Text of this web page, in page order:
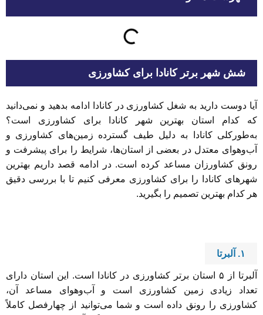
شش شهر برتر کانادا برای کشاورزی
آیا دوست دارید به شغل کشاورزی در کانادا ادامه بدهید و نمی‌دانید
که کدام استان بهترین شهر کانادا برای کشاورزی است؟
به‌طورکلی کانادا به دلیل طیف گسترده زمین‌های کشاورزی و
آب‌وهوای معتدل در بعضی از استان‌ها، شرایط را برای پیشرفت و
رونق کشاورزان مساعد کرده است. در ادامه قصد داریم بهترین
شهرهای کانادا را برای کشاورزی معرفی کنیم تا با بررسی دقیق
هر کدام بهترین تصمیم را بگیرید.
۱. آلبرتا
آلبرتا از ۵ استان برتر کشاورزی در کانادا است. این استان دارای
تعداد زیادی زمین کشاورزی است و آب‌وهوای مساعد آن،
کشاورزی را رونق داده است و شما می‌توانید از چهارفصل کاملاً